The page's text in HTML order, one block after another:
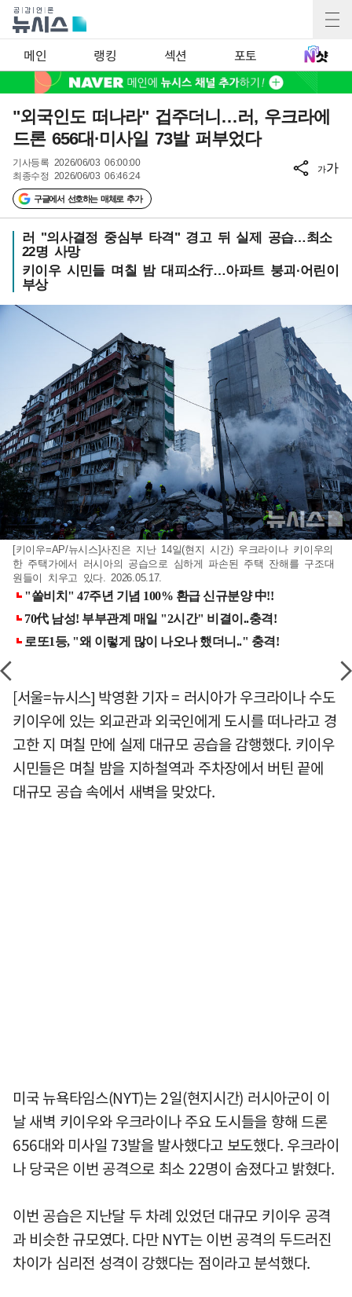
메인 랭킹 섹션 포토
"외국인도 떠나라" 겁주더니…러, 우크라에
드론 656대·미사일 73발 퍼부었다
기사등록 2026/06/03 06:00:00
최종수정 2026/06/03 06:46:24
구글에서 선호하는 매체로 추가
가가
러 "의사결정 중심부 타격" 경고 뒤 실제 공습…최소
22명 사망
키이우 시민들 며칠 밤 대피소行…아파트 붕괴·어린이
부상
[키이우=AP/뉴시스]사진은 지난 14일(현지 시간) 우크라이나 키이우의
한 주택가에서 러시아의 공습으로 심하게 파손된 주택 잔해를 구조대
원들이 치우고 있다. 2026.05.17.
[서울=뉴시스] 박영환 기자 = 러시아가 우크라이나 수도
키이우에 있는 외교관과 외국인에게 도시를 떠나라고 경
고한 지 며칠 만에 실제 대규모 공습을 감행했다. 키이우
시민들은 며칠 밤을 지하철역과 주차장에서 버틴 끝에
대규모 공습 속에서 새벽을 맞았다.
미국 뉴욕타임스(NYT)는 2일(현지시간) 러시아군이 이
날 새벽 키이우와 우크라이나 주요 도시들을 향해 드론
656대와 미사일 73발을 발사했다고 보도했다. 우크라이
나 당국은 이번 공격으로 최소 22명이 숨졌다고 밝혔다.
이번 공습은 지난달 두 차례 있었던 대규모 키이우 공격
과 비슷한 규모였다. 다만 NYT는 이번 공격의 두드러진
차이가 심리전 성격이 강했다는 점이라고 분석했다.